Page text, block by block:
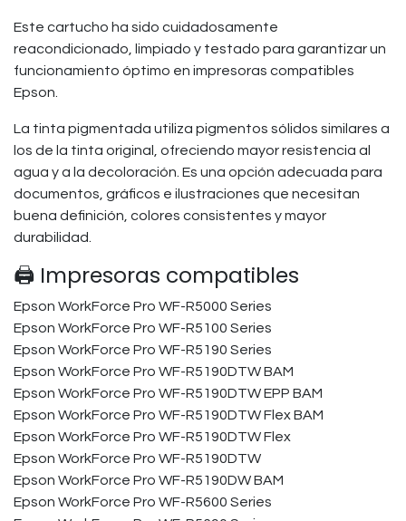
Este cartucho ha sido cuidadosamente
reacondicionado, limpiado y testado para garantizar un
funcionamiento óptimo en impresoras compatibles
Epson.
La tinta pigmentada utiliza pigmentos sólidos similares a
los de la tinta original, ofreciendo mayor resistencia al
agua y a la decoloración. Es una opción adecuada para
documentos, gráficos e ilustraciones que necesitan
buena definición, colores consistentes y mayor
durabilidad.
🖨️ Impresoras compatibles
Epson WorkForce Pro WF-R5000 Series​
Epson WorkForce Pro WF-R5100 Series​
Epson WorkForce Pro WF-R5190 Series​
Epson WorkForce Pro WF-R5190DTW BAM​
Epson WorkForce Pro WF-R5190DTW EPP BAM​
Epson WorkForce Pro WF-R5190DTW Flex BAM​
Epson WorkForce Pro WF-R5190DTW Flex​
Epson WorkForce Pro WF-R5190DTW​
Epson WorkForce Pro WF-R5190DW BAM​
Epson WorkForce Pro WF-R5600 Series​